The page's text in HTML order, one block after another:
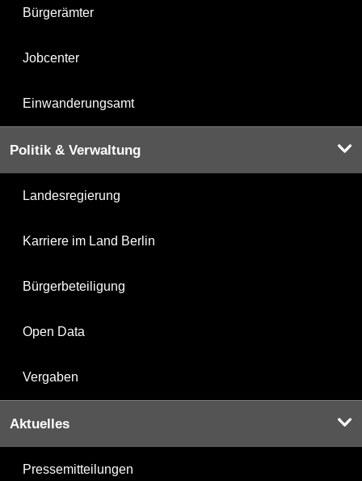
Bürgerämter
Jobcenter
Einwanderungsamt
Politik & Verwaltung
Landesregierung
Karriere im Land Berlin
Bürgerbeteiligung
Open Data
Vergaben
Aktuelles
Pressemitteilungen